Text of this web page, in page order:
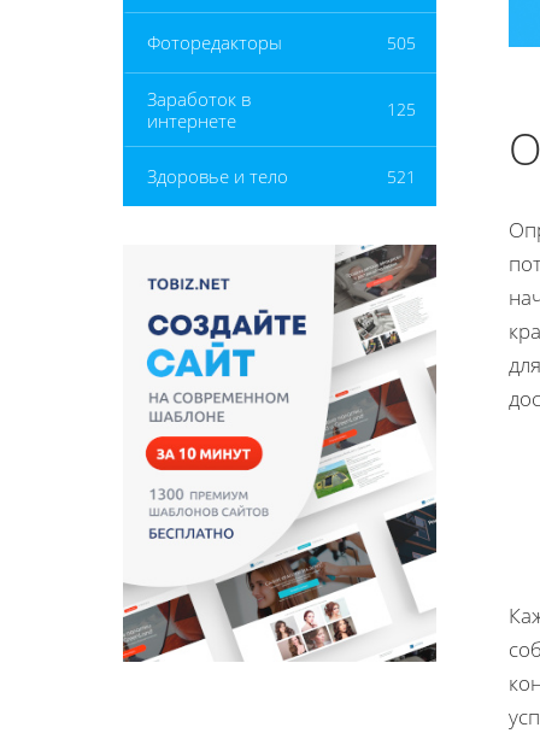
Фоторедакторы 505
Заработок в
интернете
125
Здоровье и тело 521